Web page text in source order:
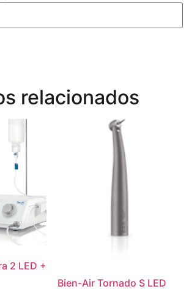
relacionados
2 LED +
Bien-Air Tornado S LED